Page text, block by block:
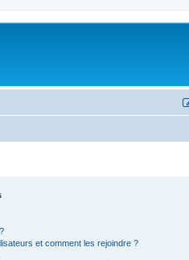
et comment les rejoindre ?